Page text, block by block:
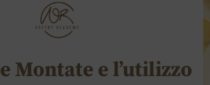
Montate e l’utilizzo